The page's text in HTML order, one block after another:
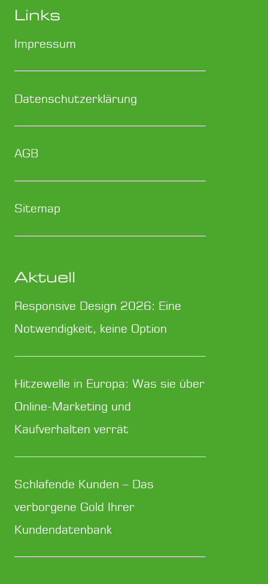
Links
Impressum
Datenschutzerklärung
AGB
Sitemap
Aktuell
Responsive Design 2026: Eine
Notwendigkeit, keine Option
Hitzewelle in Europa: Was sie über
Online-Marketing und
Kaufverhalten verrät
Schlafende Kunden – Das
verborgene Gold Ihrer
Kundendatenbank